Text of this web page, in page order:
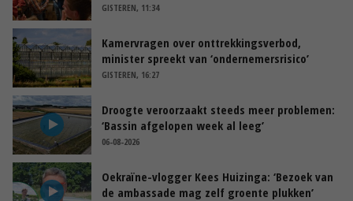
GISTEREN, 11:34
Kamervragen over onttrekkingsverbod,
minister spreekt van ‘ondernemersrisico’
GISTEREN, 16:27
Droogte veroorzaakt steeds meer problemen:
‘Bassin afgelopen week al leeg’
06-08-2026
Oekraïne-vlogger Kees Huizinga: ‘Bezoek van
de ambassade mag zelf groente plukken’